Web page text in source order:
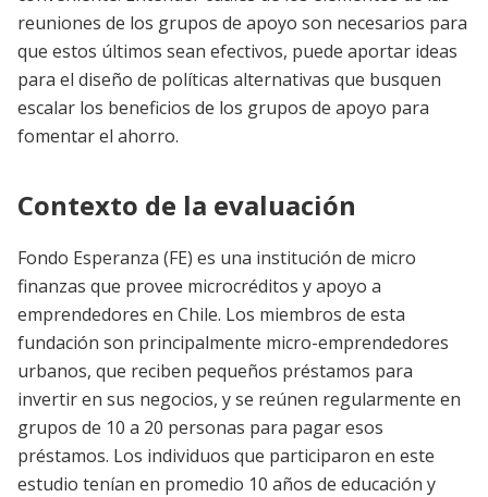
reuniones de los grupos de apoyo son necesarios para
que estos últimos sean efectivos, puede aportar ideas
para el diseño de políticas alternativas que busquen
escalar los beneficios de los grupos de apoyo para
fomentar el ahorro.
Contexto de la evaluación
Fondo Esperanza (FE) es una institución de micro
finanzas que provee microcréditos y apoyo a
emprendedores en Chile. Los miembros de esta
fundación son principalmente micro-emprendedores
urbanos, que reciben pequeños préstamos para
invertir en sus negocios, y se reúnen regularmente en
grupos de 10 a 20 personas para pagar esos
préstamos. Los individuos que participaron en este
estudio tenían en promedio 10 años de educación y